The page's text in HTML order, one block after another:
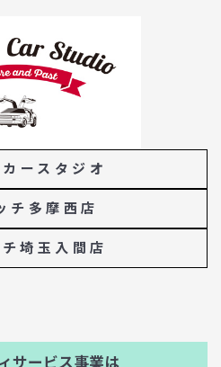
ースタジオ
チ多摩西店
埼玉入間店
サービス事業は